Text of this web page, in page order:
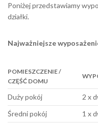
Poniżej przedstawiamy
działki.
Najważniejsze
POMIESZCZENIE /
CZĘŚĆ DOMU
Duży pokój
2 x
Średni pokój
1 x